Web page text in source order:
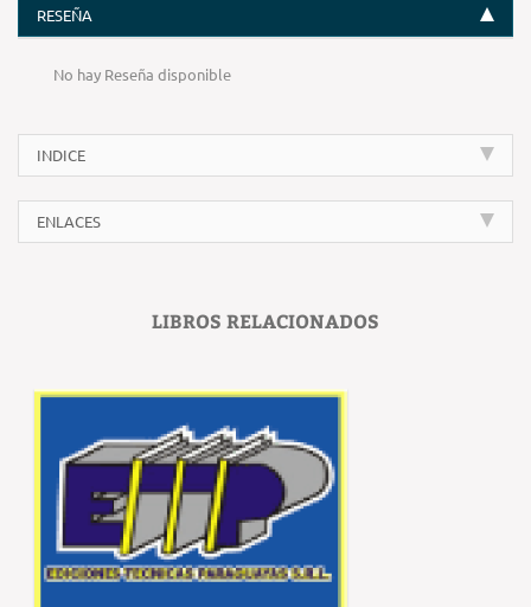
RESEÑA
No hay Reseña disponible
INDICE
ENLACES
LIBROS RELACIONADOS